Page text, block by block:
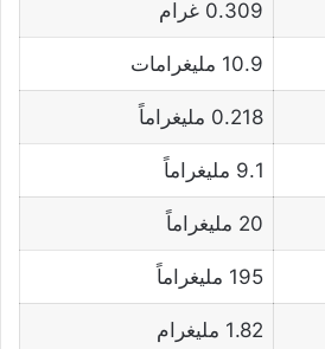
0.309 غرام
10.9 مليغرامات
0.218 مليغراماً
9.1 مليغراماً
20 مليغراماً
195 مليغراماً
1.82 مليغرام